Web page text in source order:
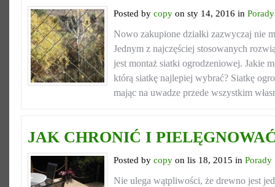
Posted by copy on sty 14, 2016 in Porady
Nowo zakupione działki zazwyczaj nie
Jednym z najczęściej stosowanych
jest montaż siatki ogrodzeniowej. Jakie
którą siatkę najlepiej wybrać? Siatkę
mając na uwadze przede wszystkim
JAK CHRONIĆ I
Posted by copy on lis 18, 2015 in Porady
Nie ulega wątpliwości, że drewno jest